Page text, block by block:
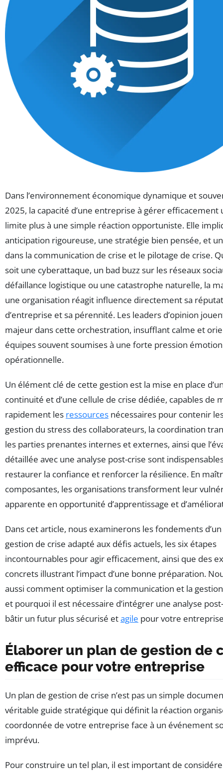
Dans l’environnement économique dynamique et
2025, la capacité d’une entreprise à gérer efficacement
limite plus à une simple réaction opportuniste. Elle
anticipation rigoureuse, une stratégie bien pensée, et
dans la communication de crise et le pilotage de crise.
soit une cyberattaque, un bad buzz sur les réseaux
défaillance logistique ou une catastrophe naturelle, la
une organisation réagit influence directement sa
d’entreprise et sa pérennité. Les leaders d’opinion
majeur dans cette orchestration, insufflant calme et
équipes souvent soumises à une forte pression
opérationnelle.
Un élément clé de cette gestion est la mise en place
continuité et d’une cellule de crise dédiée, capables de
rapidement les ressources nécessaires pour contenir
gestion du stress des collaborateurs, la coordination
les parties prenantes internes et externes, ainsi que
détaillée avec une analyse post-crise sont
restaurer la confiance et renforcer la résilience. En
composantes, les organisations transforment leur
apparente en opportunité d’apprentissage et
Dans cet article, nous examinerons les fondements
gestion de crise adapté aux défis actuels, les six étapes
incontournables pour agir efficacement, ainsi que des
concrets illustrant l’impact d’une bonne préparation.
aussi comment optimiser la communication et la
et pourquoi il est nécessaire d’intégrer une analyse
bâtir un futur plus sécurisé etagile pour votre
Élaborer un plan de gestion de
efficace pour votre entreprise
Un plan de gestion de crise n’est pas un simple
véritable guide stratégique qui définit la réaction
coordonnée de votre entreprise face à un événement
imprévu.
Pour construire un tel plan, il est important de